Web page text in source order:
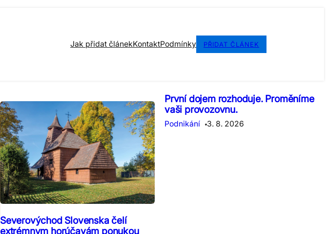
Jak přidat článekKontaktPodmínky PŘIDAT ČLÁNEK
Severovýchod Slovenska čelí
extrémnym horúčavám ponukou
První dojem rozhoduje. Proměníme
vaši provozovnu.
Podnikání 3. 8. 2026